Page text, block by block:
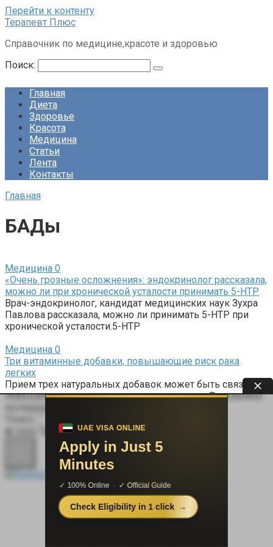
Перейти к контенту
Терапевт Плюс
Справочник по медицине,красоте и здоровью
Поиск:
Главная
Диета
Здоровье
Красота
Медицина
Статьи
Лента
Контакты
Главная
БАДы
Медицина 0
«Очень грозные осложнения»: эндокринолог рассказала,
можно ли при хронической усталости принимать 5-НТР
Врач-эндокринолог, кандидат медицинских наук Зухра
Павлова рассказала, можно ли принимать 5-НТР при
хронической усталости.5-HTP
Медицина 0
Три витаминные добавки, повышающие риск рака
легких
Прием трех натуральных добавок может быть связан с
повышенным риском развития рака легких.Результаты
исследования
© 2026 Терапевт Плюс